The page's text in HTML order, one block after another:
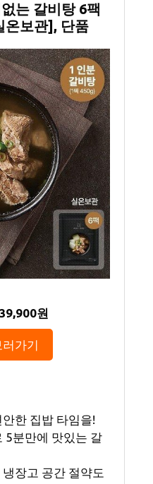
는 갈비탕 6팩
온보관], 단품
39,900원
가기
한 집밥 타임을!
5분만에 맛있는 갈
장고 공간 절약도